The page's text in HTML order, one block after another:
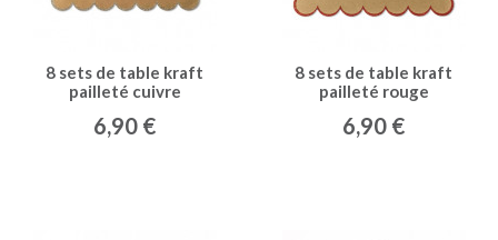
8 sets de table kraft
pailleté cuivre
6,90 €
8 sets de table kraft
pailleté rouge
6,90 €